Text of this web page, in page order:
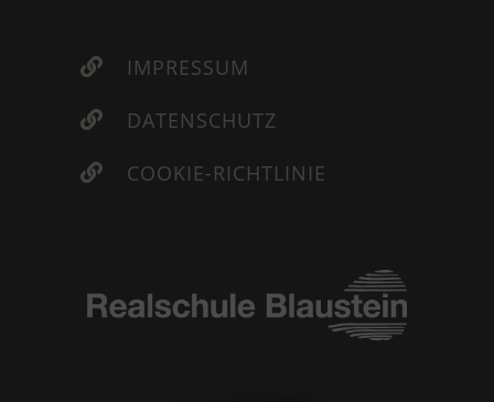
 IMPRESSUM
 DATENSCHUTZ
 COOKIE-RICHTLINIE